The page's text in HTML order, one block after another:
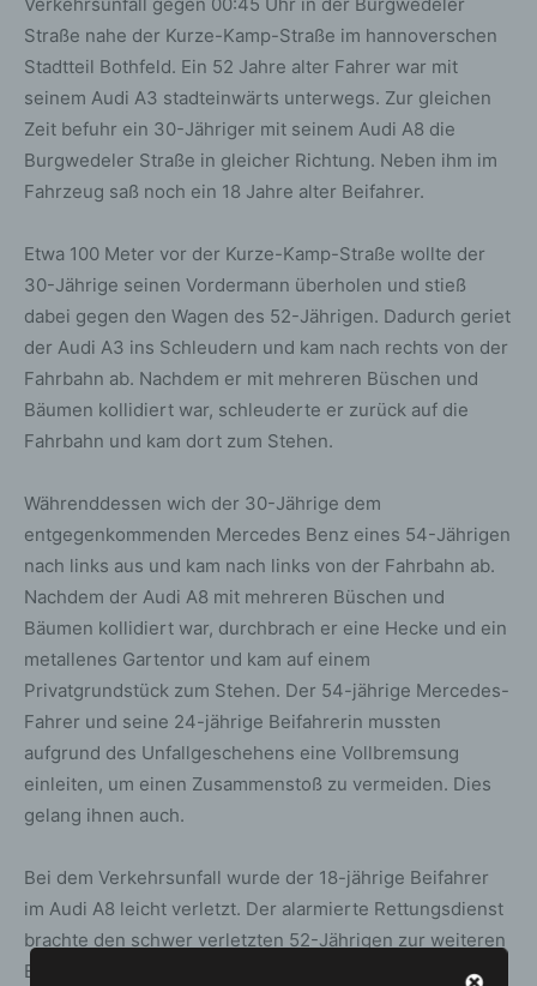
Straße nahe der Kurze-Kamp-Straße im hannoverschen
Stadtteil Bothfeld. Ein 52 Jahre alter Fahrer war mit
seinem Audi A3 stadteinwärts unterwegs. Zur gleichen
Zeit befuhr ein 30-Jähriger mit seinem Audi A8 die
Burgwedeler Straße in gleicher Richtung. Neben ihm im
Fahrzeug saß noch ein 18 Jahre alter Beifahrer.
Etwa 100 Meter vor der Kurze-Kamp-Straße wollte der
30-Jährige seinen Vordermann überholen und stieß
dabei gegen den Wagen des 52-Jährigen. Dadurch geriet
der Audi A3 ins Schleudern und kam nach rechts von der
Fahrbahn ab. Nachdem er mit mehreren Büschen und
Bäumen kollidiert war, schleuderte er zurück auf die
Fahrbahn und kam dort zum Stehen.
Währenddessen wich der 30-Jährige dem
entgegenkommenden Mercedes Benz eines 54-Jährigen
nach links aus und kam nach links von der Fahrbahn ab.
Nachdem der Audi A8 mit mehreren Büschen und
Bäumen kollidiert war, durchbrach er eine Hecke und ein
metallenes Gartentor und kam auf einem
Privatgrundstück zum Stehen. Der 54-jährige Mercedes-
Fahrer und seine 24-jährige Beifahrerin mussten
aufgrund des Unfallgeschehens eine Vollbremsung
einleiten, um einen Zusammenstoß zu vermeiden. Dies
gelang ihnen auch.
Bei dem Verkehrsunfall wurde der 18-jährige Beifahrer
im Audi A8 leicht verletzt. Der alarmierte Rettungsdienst
brachte den schwer verletzten 52-Jährigen zur weiteren
Behandlung in eine Klinik. Der 54-jährige Mercedes-